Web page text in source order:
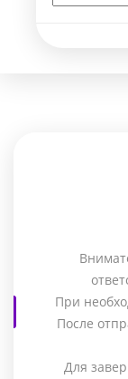
При
После
Для